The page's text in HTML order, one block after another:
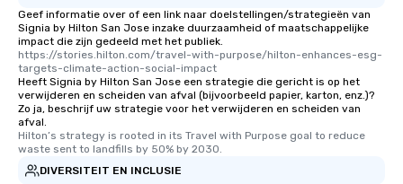
Geef informatie over of een link naar doelstellingen/strategieën van
Signia by Hilton San Jose inzake duurzaamheid of maatschappelijke
impact die zijn gedeeld met het publiek.
https://stories.hilton.com/travel-with-purpose/hilton-enhances-esg-
targets-climate-action-social-impact
Heeft Signia by Hilton San Jose een strategie die gericht is op het
verwijderen en scheiden van afval (bijvoorbeeld papier, karton, enz.)?
Zo ja, beschrijf uw strategie voor het verwijderen en scheiden van
afval.
Hilton’s strategy is rooted in its Travel with Purpose goal to reduce
waste sent to landfills by 50% by 2030.
DIVERSITEIT EN INCLUSIE